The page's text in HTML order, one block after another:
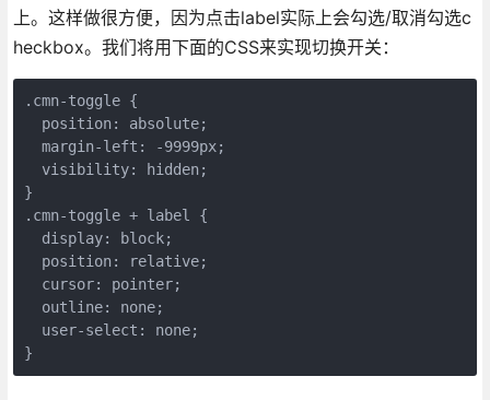
上。这样做很方便，因为点击label实际上会勾选/取消勾选c
heckbox。我们将用下面的CSS来实现切换开关：
.cmn-toggle {
  position: absolute;
  margin-left: -9999px;
  visibility: hidden;
}
.cmn-toggle + label {
  display: block;
  position: relative;
  cursor: pointer;
  outline: none;
  user-select: none;
}